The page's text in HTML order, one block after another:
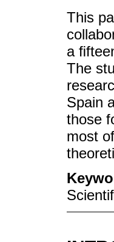
This
a
The
Spain
those
most